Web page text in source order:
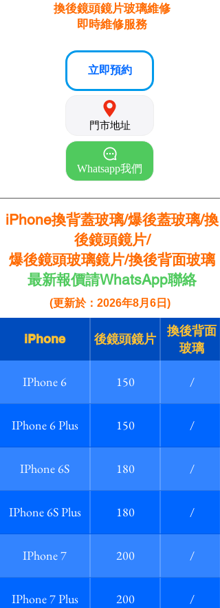
換後鏡頭鏡片玻璃維修
即時維修服務
立即預約
門市地址
Whatsapp我們
iPhone換背蓋玻璃/爆後蓋玻璃/換
後鏡頭鏡片/
爆後鏡頭玻璃鏡片/換後背面玻璃
最新報價請WhatsApp聯絡
(更新於：2026年8月6日)
iPhone 後鏡頭鏡片
換後背面
玻璃
IPhone 6 150 /
IPhone 6 Plus 150 /
IPhone 6S 180 /
IPhone 6S Plus 180 /
IPhone 7 200 /
IPhone 7 Plus 200 /